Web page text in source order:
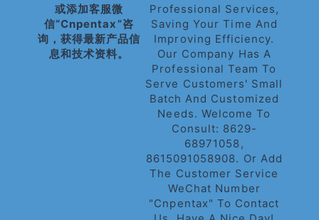
或添加客服微
信“cnpentax”咨
询，获得最新产品信
息和技术资料。
Professional Services,
Saving Your Time And
Improving Efficiency.
Our Company Has A
Professional Team To
Serve Customers' Small
Batch And Customized
Needs. Welcome To
Consult: 8629-
68971058,
8615091058908. Or Add
The Customer Service
WeChat Number
"cnpentax" To Contact